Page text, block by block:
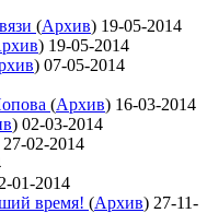
(Архив) 19-05-2014
) 19-05-2014
) 07-05-2014
(Архив) 16-03-2014
) 02-03-2014
27-02-2014
01-2014
время! (Архив) 27-11-